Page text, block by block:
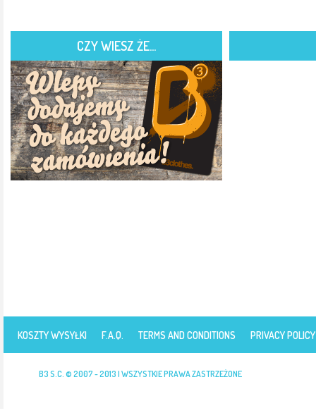
CZY WIESZ ŻE...
KOSZTY WYSYŁKI F.A.Q. TERMS AND CONDITIONS PRIVACY POLICY
B3 S.C. © 2007 - 2013 | WSZYSTKIE PRAWA ZASTRZEŻONE